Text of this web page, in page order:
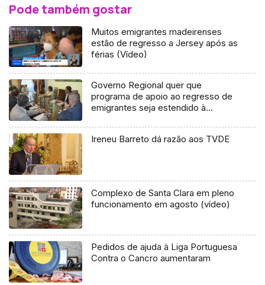
Pode também gostar
Muitos emigrantes madeirenses
estão de regresso a Jersey após as
férias (Vídeo)
Governo Regional quer que
programa de apoio ao regresso de
emigrantes seja estendido à
Ireneu Barreto dá razão aos TVDE
Complexo de Santa Clara em pleno
funcionamento em agosto (vídeo)
Pedidos de ajuda à Liga Portuguesa
Contra o Cancro aumentaram